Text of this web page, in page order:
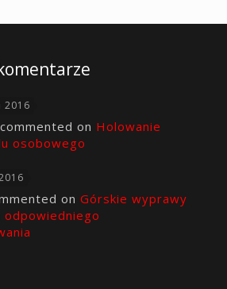
2016
commented on Holowanie
osobowego
on Górskie wyprawy
odpowiedniego